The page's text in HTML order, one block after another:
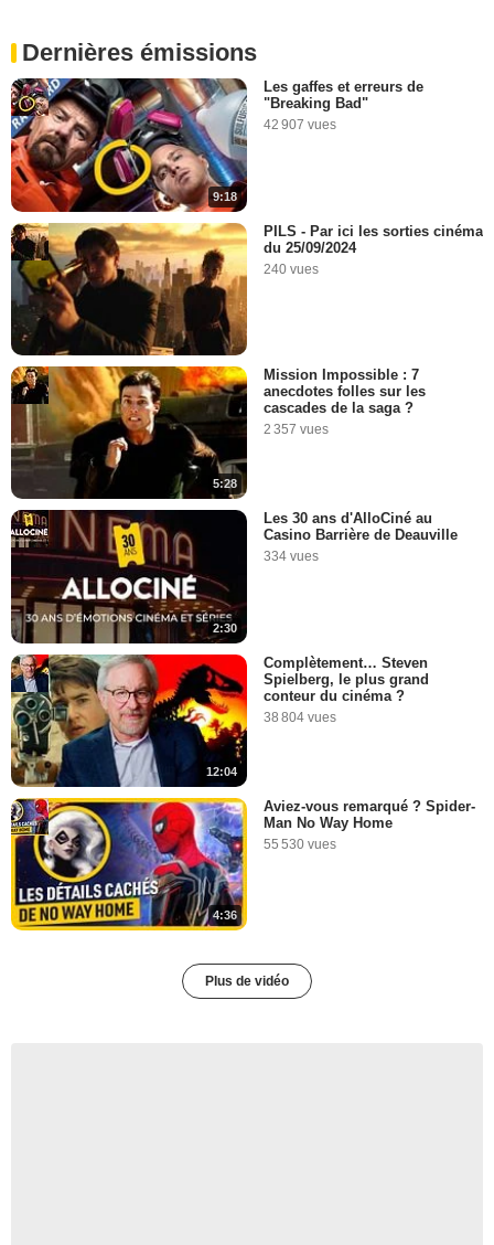
Dernières émissions
9:18
Les gaffes et erreurs de
"Breaking Bad"
42 907 vues
PILS - Par ici les sorties cinéma
du 25/09/2024
240 vues
5:28
Mission Impossible : 7
anecdotes folles sur les
cascades de la saga ?
2 357 vues
2:30
Les 30 ans d'AlloCiné au
Casino Barrière de Deauville
334 vues
12:04
Complètement… Steven
Spielberg, le plus grand
conteur du cinéma ?
38 804 vues
4:36
Aviez-vous remarqué ? Spider-
Man No Way Home
55 530 vues
Plus de vidéo